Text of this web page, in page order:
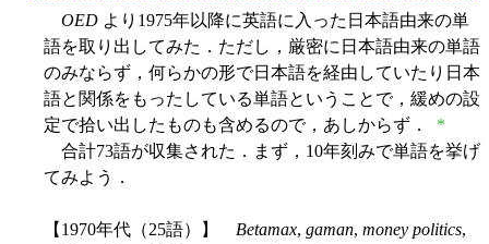
OED より1975年以降に英語に入った日本語由来の単
語を取り出してみた．ただし，厳密に日本語由来の単語
のみならず，何らかの形で日本語を経由していたり日本
語と関係をもったしている単語ということで，緩めの設
定で拾い出したものも含めるので，あしからず． *
合計73語が収集された．まず，10年刻みで単語を挙げ
てみよう．
【1970年代（25語）】 Betamax, gaman, money politics,